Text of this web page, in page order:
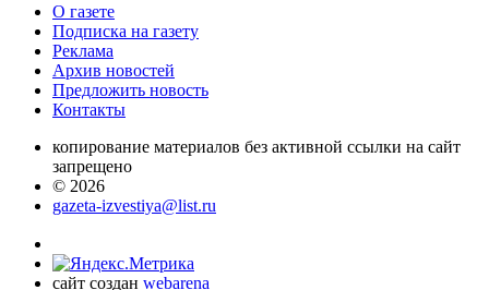
О газете
Подписка на газету
Реклама
Архив новостей
Предложить новость
Контакты
копирование материалов без активной ссылки на сайт
запрещено
© 2026
gazeta-izvestiya@list.ru
сайт создан webarena